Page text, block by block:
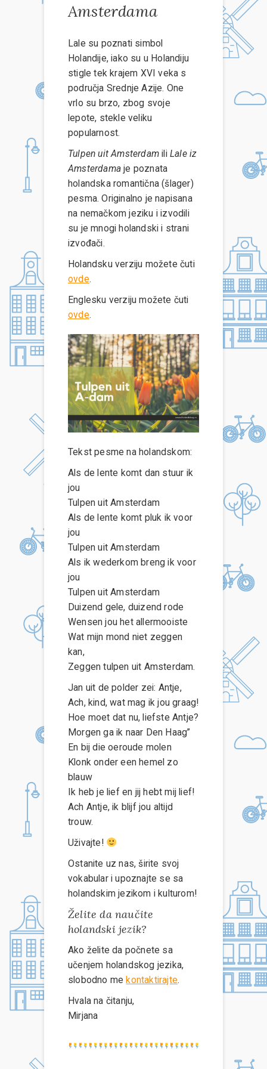
Amsterdama
Lale su poznati simbol
Holandije, iako su u Holandiju
stigle tek krajem XVI veka s
područja Srednje Azije. One
vrlo su brzo, zbog svoje
lepote, stekle veliku
popularnost.
Tulpen uit Amsterdam ili Lale iz
Amsterdama je poznata
holandska romantična (šlager)
pesma. Originalno je napisana
na nemačkom jeziku i izvodili
su je mnogi holandski i strani
izvođači.
Holandsku verziju možete čuti
ovde.
Englesku verziju možete čuti
ovde.
Tekst pesme na holandskom:
Als de lente komt dan stuur ik
jou
Tulpen uit Amsterdam
Als de lente komt pluk ik voor
jou
Tulpen uit Amsterdam
Als ik wederkom breng ik voor
jou
Tulpen uit Amsterdam
Duizend gele, duizend rode
Wensen jou het allermooiste
Wat mijn mond niet zeggen
kan,
Zeggen tulpen uit Amsterdam.
Jan uit de polder zei: Antje,
Ach, kind, wat mag ik jou graag!
Hoe moet dat nu, liefste Antje?
Morgen ga ik naar Den Haag”
En bij die oeroude molen
Klonk onder een hemel zo
blauw
Ik heb je lief en jij hebt mij lief!
Ach Antje, ik blijf jou altijd
trouw.
Uživajte!
Ostanite uz nas, širite svoj
vokabular i upoznajte se sa
holandskim jezikom i kulturom!
Želite da naučite
holandski jezik?
Ako želite da počnete sa
učenjem holandskog jezika,
slobodno mekontaktirajte.
Hvala na čitanju,
Mirjana